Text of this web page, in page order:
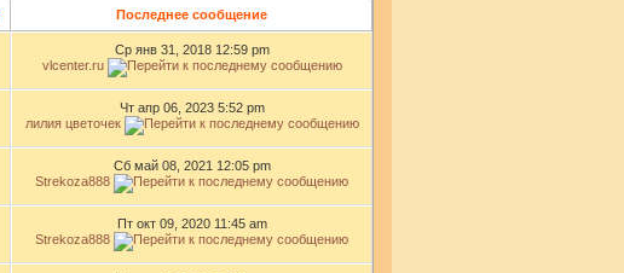
Последнее сообщение
Ср янв 31, 2018 12:59 pm
vlcenter.ru
Чт апр 06, 2023 5:52 pm
лилия цветочек
Сб май 08, 2021 12:05 pm
Strekoza888
Пт окт 09, 2020 11:45 am
Strekoza888